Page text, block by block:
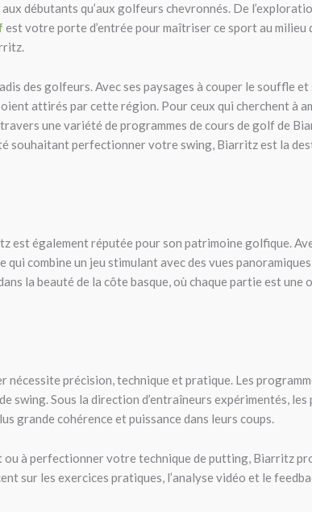
débutants qu’aux golfeurs chevronnés. De
est votre porte d’entrée pour maîtriser ce sport au milieu
des golfeurs. Avec ses paysages à couper le souffle et
attirés par cette région. Pour ceux qui cherchent à
une variété de programmes de cours de golf de
souhaitant perfectionner votre swing, Biarritz est la
également réputée pour son patrimoine golfique.
combine un jeu stimulant avec des vues
la beauté de la côte basque, où chaque partie est une
nécessite précision, technique et pratique. Les
swing. Sous la direction d’entraîneurs expérimentés,
grande cohérence et puissance dans leurs coups.
à perfectionner votre technique de putting, Biarritz
sur les exercices pratiques, l’analyse vidéo et le